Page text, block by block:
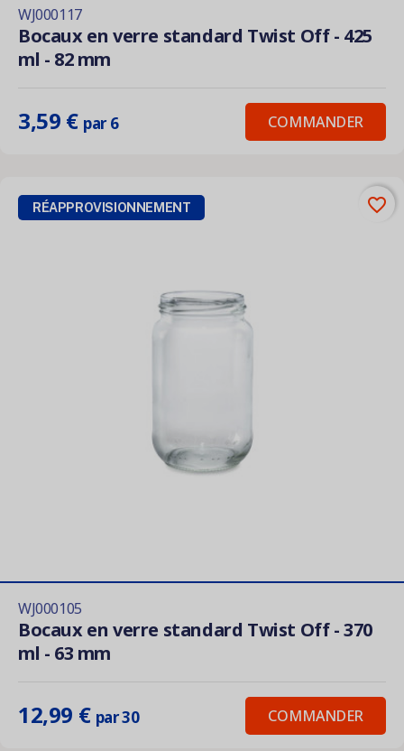
WJ000117
Bocaux en verre standard Twist Off - 425
ml - 82 mm
3,59 € par 6 COMMANDER
WJ000105
Bocaux en verre standard Twist Off - 370
ml - 63 mm
12,99 € par 30 COMMANDER
RÉAPPROVISIONNEMENT favorite_border